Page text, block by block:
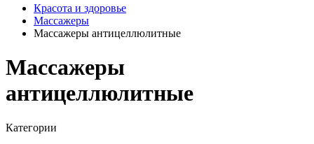
Красота и здоровье
Массажеры
Массажеры антицеллюлитные
Массажеры
антицеллюлитные
Категории